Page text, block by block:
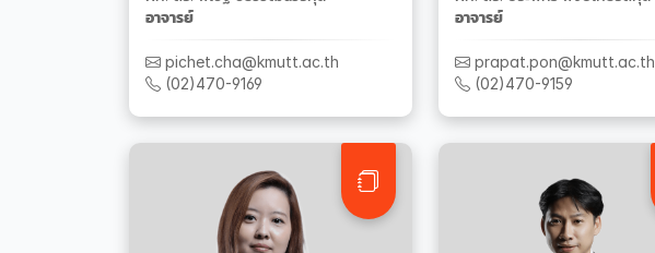
อาจารย์
pichet.cha@kmutt.ac.th
(02)470-9169
อาจารย์
prapat.pon@kmutt.ac.th
(02)470-9159